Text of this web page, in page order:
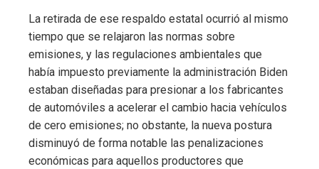
La retirada de ese respaldo estatal ocurrió al mismo
tiempo que se relajaron las normas sobre
emisiones, y las regulaciones ambientales que
había impuesto previamente la administración Biden
estaban diseñadas para presionar a los fabricantes
de automóviles a acelerar el cambio hacia vehículos
de cero emisiones; no obstante, la nueva postura
disminuyó de forma notable las penalizaciones
económicas para aquellos productores que